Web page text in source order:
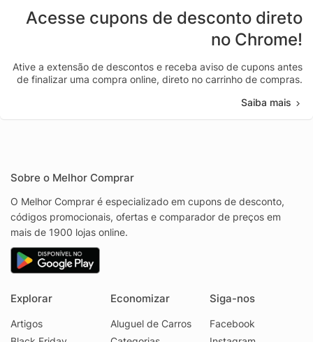
Acesse cupons de desconto direto
no Chrome!
Ative a extensão de descontos e receba aviso de cupons antes
de finalizar uma compra online, direto no carrinho de compras.
Saiba mais
Sobre o Melhor Comprar
O Melhor Comprar é especializado em cupons de desconto,
códigos promocionais, ofertas e comparador de preços em
mais de 1900 lojas online.
Explorar
Artigos
Economizar
Aluguel de Carros
Siga-nos
Facebook